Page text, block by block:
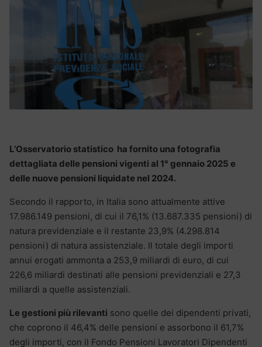
L’Osservatorio statistico ha fornito una fotografia
dettagliata delle pensioni vigenti al 1° gennaio 2025 e
delle nuove pensioni liquidate nel 2024.
Secondo il rapporto, in Italia sono attualmente attive
17.986.149 pensioni, di cui il 76,1% (13.687.335 pensioni) di
natura previdenziale e il restante 23,9% (4.298.814
pensioni) di natura assistenziale. Il totale degli importi
annui erogati ammonta a 253,9 miliardi di euro, di cui
226,6 miliardi destinati alle pensioni previdenziali e 27,3
miliardi a quelle assistenziali.
Le gestioni più rilevanti sono quelle dei dipendenti privati,
che coprono il 46,4% delle pensioni e assorbono il 61,7%
degli importi, con il Fondo Pensioni Lavoratori Dipendenti